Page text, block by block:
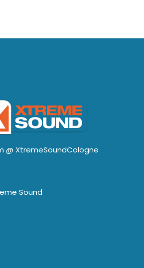
@ XtremeSoundCologne
Sound